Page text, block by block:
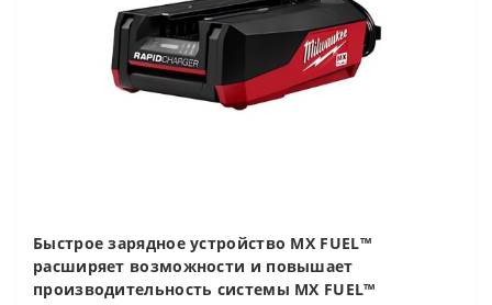
Быстрое зарядное устройство MX FUEL™
расширяет возможности и повышает
производительность системы MX FUEL™